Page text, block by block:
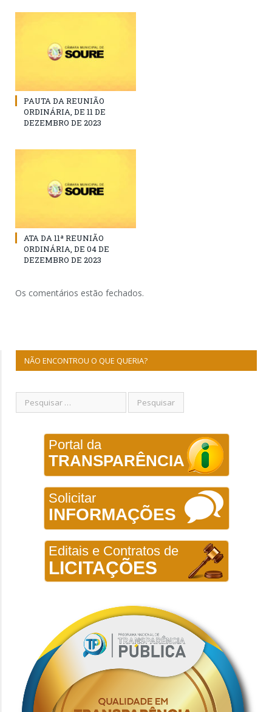
PAUTA DA REUNIÃO
ORDINÁRIA, DE 11 DE
DEZEMBRO DE 2023
ATA DA 11ª REUNIÃO
ORDINÁRIA, DE 04 DE
DEZEMBRO DE 2023
Os comentários estão fechados.
NÃO ENCONTROU O QUE QUERIA?
Portal da
TRANSPARÊNCIA
Solicitar
INFORMAÇÕES
Editais e Contratos de
LICITAÇÕES